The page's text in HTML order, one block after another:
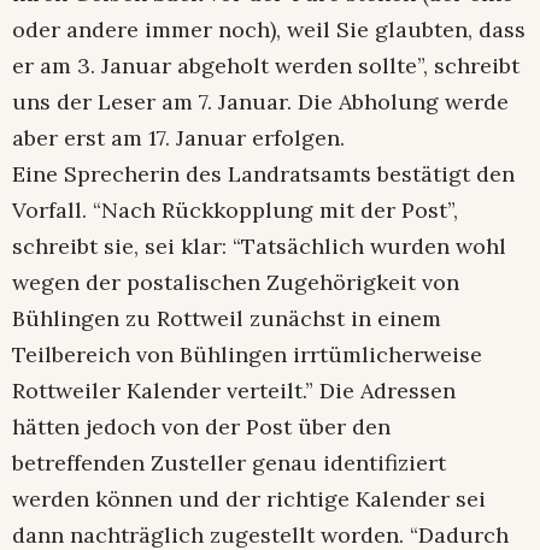
oder andere immer noch), weil Sie glaubten, dass
er am 3. Januar abgeholt werden sollte”, schreibt
uns der Leser am 7. Januar. Die Abholung werde
aber erst am 17. Januar erfolgen.
Eine Sprecherin des Landratsamts bestätigt den
Vorfall. “Nach Rückkopplung mit der Post”,
schreibt sie, sei klar: “Tatsächlich wurden wohl
wegen der postalischen Zugehörigkeit von
Bühlingen zu Rottweil zunächst in einem
Teilbereich von Bühlingen irrtümlicherweise
Rottweiler Kalender verteilt.” Die Adressen
hätten jedoch von der Post über den
betreffenden Zusteller genau identifiziert
werden können und der richtige Kalender sei
dann nachträglich zugestellt worden. “Dadurch